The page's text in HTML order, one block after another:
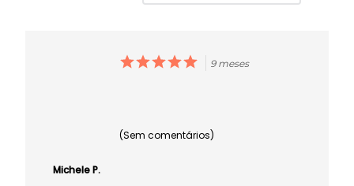
Michele P.
9 meses
(Sem comentários)